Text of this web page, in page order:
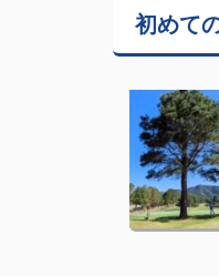
初めて